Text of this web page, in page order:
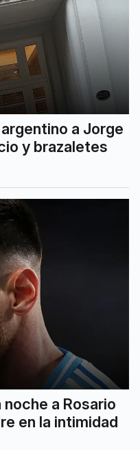
a Jorge
y brazaletes
a Rosario
en la intimidad